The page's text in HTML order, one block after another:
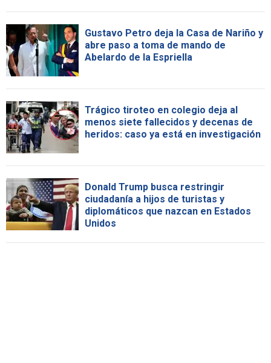
Gustavo Petro deja la Casa de Nariño y
abre paso a toma de mando de
Abelardo de la Espriella
Trágico tiroteo en colegio deja al
menos siete fallecidos y decenas de
heridos: caso ya está en investigación
Donald Trump busca restringir
ciudadanía a hijos de turistas y
diplomáticos que nazcan en Estados
Unidos